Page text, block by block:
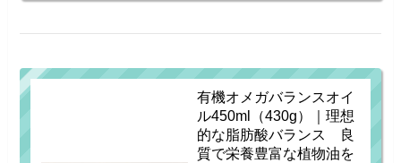
有機オメガバランスオイ
ル450ml（430g）｜理想
的な脂肪酸バランス 良
質で栄養豊富な植物油を